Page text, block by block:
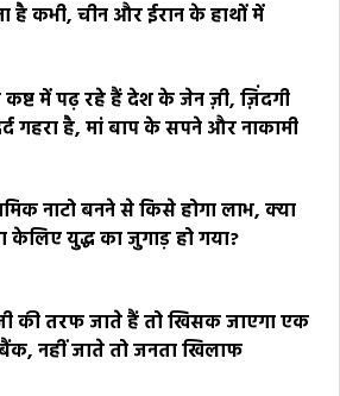
है कभी, चीन और ईरान के हाथों में
में पढ़ रहे हैं देश के जेन ज़ी, ज़िंदगी
गहरा है, मां बाप के सपने और नाकामी
नाटो बनने से किसे होगा लाभ, क्या
केलिए युद्ध का जुगाड़ हो गया?
की तरफ जाते हैं तो खिसक जाएगा एक
नहीं जाते तो जनता खिलाफ